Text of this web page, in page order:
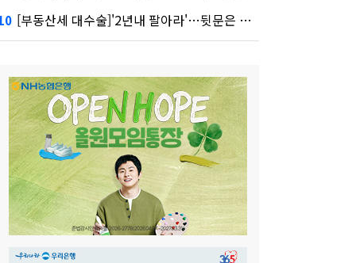
[부동산세 대수술]'2년내 팔아라'…뒷문은 열었다